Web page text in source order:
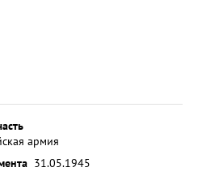
армия
31.05.1945